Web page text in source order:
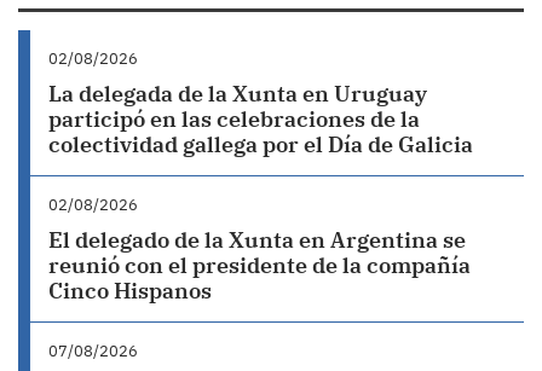
02/08/2026
La delegada de la Xunta en Uruguay
participó en las celebraciones de la
colectividad gallega por el Día de Galicia
02/08/2026
El delegado de la Xunta en Argentina se
reunió con el presidente de la compañía
Cinco Hispanos
07/08/2026